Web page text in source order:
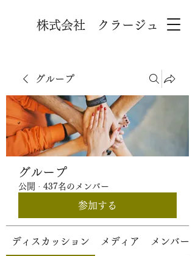
株式会社 クラージュ
グループ
グループ
公開 · 437名のメンバー
参加する
ディスカッション メディア メンバー